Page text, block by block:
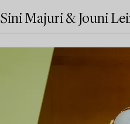
Sini Majuri & Jouni